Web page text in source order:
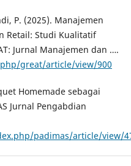
P. (2025). Manajemen
Retail: Studi Kualitatif
Jurnal Manajemen dan ….
great/article/view/900
Homemade sebagai
Jurnal Pengabdian
padimas/article/view/